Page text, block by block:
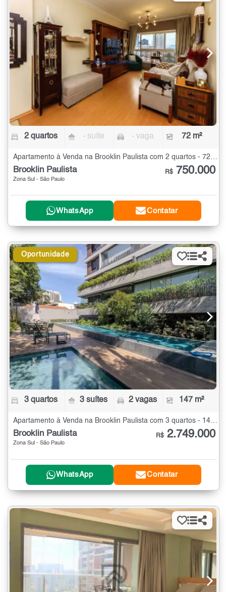
2 quartos - suíte - vaga 72 m²
Apartamento à Venda na Brooklin Paulista com 2 quartos - 72 m²
Brooklin Paulista
Zona Sul - São Paulo
R$ 750.000
WhatsApp Contatar
Oportunidade
3 quartos 3 suítes 2 vagas 147 m²
Apartamento à Venda na Brooklin Paulista com 3 quartos - 147 m²
Brooklin Paulista
Zona Sul - São Paulo
R$ 2.749.000
WhatsApp Contatar